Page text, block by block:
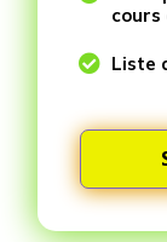
cours
 Liste